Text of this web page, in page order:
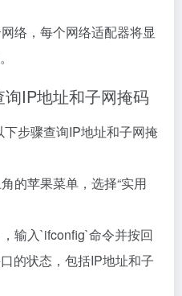
络，每个网络适配器将显
IP地址和子网掩码
步骤查询IP地址和子网掩
的苹果菜单，选择“实用
输入`ifconfig`命令并按回
的状态，包括IP地址和子